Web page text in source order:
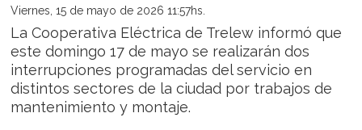
Viernes, 15 de mayo de 2026 11:57hs.
La Cooperativa Eléctrica de Trelew informó que
este domingo 17 de mayo se realizarán dos
interrupciones programadas del servicio en
distintos sectores de la ciudad por trabajos de
mantenimiento y montaje.